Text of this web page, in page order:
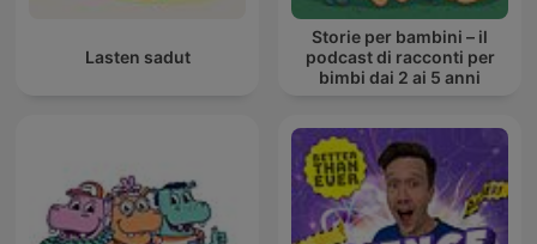
Lasten sadut
Storie per bambini – il
podcast di racconti per
bimbi dai 2 ai 5 anni